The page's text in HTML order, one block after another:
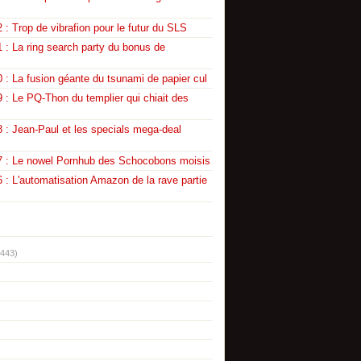
: Trop de vibrafion pour le futur du SLS
: La ring search party du bonus de
: La fusion géante du tsunami de papier cul
: Le PQ-Thon du templier qui chiait des
: Jean-Paul et les specials mega-deal
: Le nowel Pornhub des Schocobons moisis
: L'automatisation Amazon de la rave partie